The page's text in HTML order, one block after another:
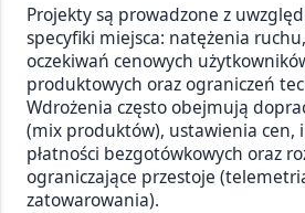
Projekty są prowadzone z
specyfiki miejsca: natężenia
oczekiwań cenowych
produktowych oraz ograniczeń
Wdrożenia często obejmują
(mix produktów), ustawienia cen,
płatności bezgotówkowych oraz
ograniczające przestoje
zatowarowania).